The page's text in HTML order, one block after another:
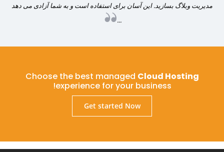
مدیریت وبلاگ بسازید. این آسان برای استفاده است و به شما آزادی می دهد
...
Choose the best managed Cloud Hosting
experience for your business!
Get started Now